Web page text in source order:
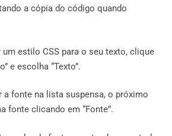
a cópia do código quando
um estilo CSS para o seu texto, clique
e escolha “Texto”.
a fonte na lista suspensa, o próximo
fonte clicando em “Fonte”.